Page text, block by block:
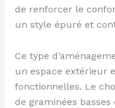
de renforcer le
un style épuré et
Ce type
un espace extérieur
fonctionnelles. Le
de graminées